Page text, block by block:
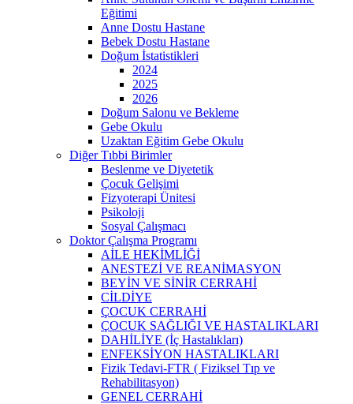
Eğitimi
Anne Dostu Hastane
Bebek Dostu Hastane
Doğum İstatistikleri
2024
2025
2026
Doğum Salonu ve Bekleme
Gebe Okulu
Uzaktan Eğitim Gebe Okulu
Diğer Tıbbi Birimler
Beslenme ve Diyetetik
Çocuk Gelişimi
Fizyoterapi Ünitesi
Psikoloji
Sosyal Çalışmacı
Doktor Çalışma Programı
AİLE HEKİMLİĞİ
ANESTEZİ VE REANİMASYON
BEYİN VE SİNİR CERRAHİ
CİLDİYE
ÇOCUK CERRAHİ
ÇOCUK SAĞLIĞI VE HASTALIKLARI
DAHİLİYE (İç Hastalıkları)
ENFEKSİYON HASTALIKLARI
Fizik Tedavi-FTR ( Fiziksel Tıp ve
Rehabilitasyon)
GENEL CERRAHİ